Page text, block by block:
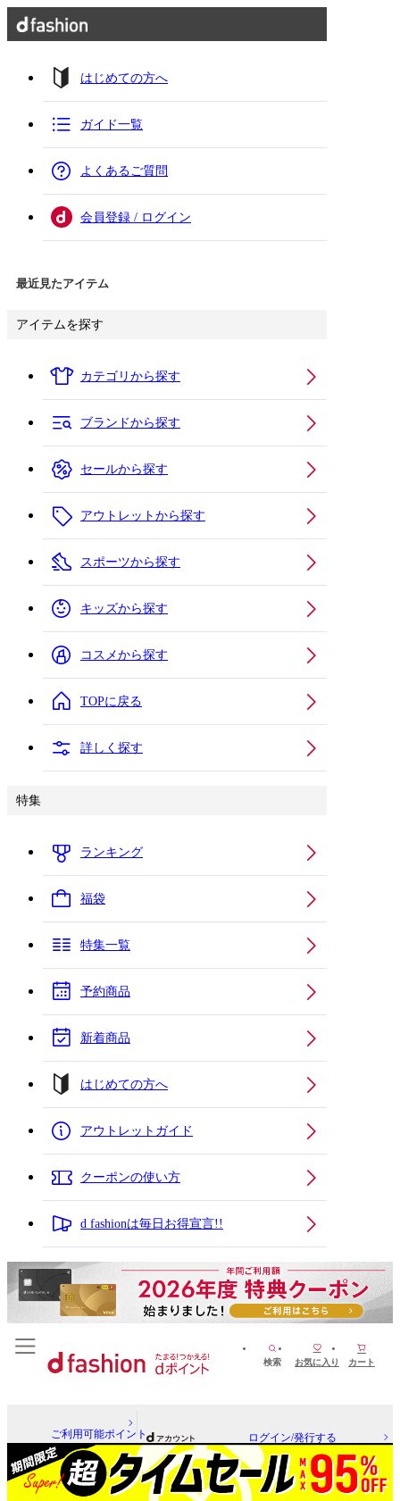
はじめての方へ
ガイド一覧
よくあるご質問
会員登録 / ログイン
最近見たアイテム
アイテムを探す
カテゴリから探す
ブランドから探す
セールから探す
アウトレットから探す
スポーツから探す
キッズから探す
コスメから探す
TOPに戻る
詳しく探す
特集
ランキング
福袋
特集一覧
予約商品
新着商品
はじめての方へ
アウトレットガイド
クーポンの使い方
d fashionは毎日お得宣言!!
検索 お気に入り カート
ご利用可能ポイント ログイン/発行する